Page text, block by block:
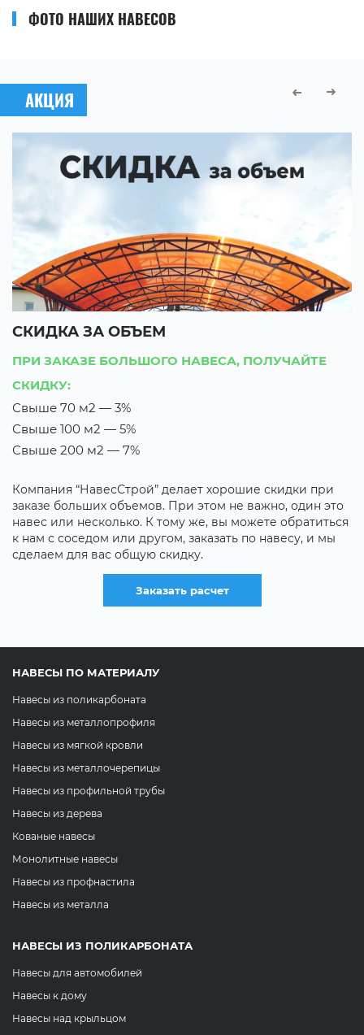
ФОТО НАШИХ НАВЕСОВ
АКЦИЯ
СКИДКА ЗА ОБЪЕМ
ПРИ ЗАКАЗЕ БОЛЬШОГО НАВЕСА, ПОЛУЧАЙТЕ
СКИДКУ:
Свыше 70 м2 — 3%
Свыше 100 м2 — 5%
Свыше 200 м2 — 7%
Компания “НавесСтрой” делает хорошие скидки при
заказе больших объемов. При этом не важно, один это
навес или несколько. К тому же, вы можете обратиться
к нам с соседом или другом, заказать по навесу, и мы
сделаем для вас общую скидку.
Заказать расчет
НАВЕСЫ ПО МАТЕРИАЛУ
Навесы из поликарбоната
Навесы из металлопрофиля
Навесы из мягкой кровли
Навесы из металлочерепицы
Навесы из профильной трубы
Навесы из дерева
Кованые навесы
Монолитные навесы
Навесы из профнастила
Навесы из металла
НАВЕСЫ ИЗ ПОЛИКАРБОНАТА
Навесы для автомобилей
Навесы к дому
Навесы над крыльцом